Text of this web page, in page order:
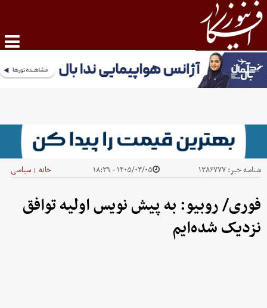
شناسه خبر:۱۳۸۶۷۷۷ ۱۴۰۵/۰۳/۰۵ - ۱۸:۳۹ خانه | سیاسی
فوری/ روبیو: به پیش نویس اولیه توافق
نزدیک شده‌ایم